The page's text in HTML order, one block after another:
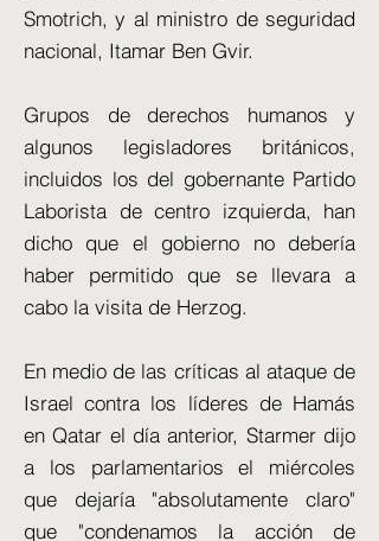
Smotrich, y al ministro de seguridad
nacional, Itamar Ben Gvir.
Grupos de derechos humanos y
algunos legisladores británicos,
incluidos los del gobernante Partido
Laborista de centro izquierda, han
dicho que el gobierno no debería
haber permitido que se llevara a
cabo la visita de Herzog.
En medio de las críticas al ataque de
Israel contra los líderes de Hamás
en Qatar el día anterior, Starmer dijo
a los parlamentarios el miércoles
que dejaría "absolutamente claro"
que "condenamos la acción de